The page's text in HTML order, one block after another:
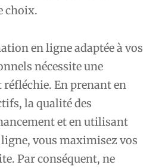
choix.
en ligne adaptée à vos
nécessite une
En prenant en
la qualité des
et en utilisant
ligne, vous maximisez vos
Par conséquent, ne